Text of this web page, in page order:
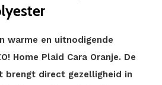
warme en uitnodigende
Home Plaid Cara Oranje. De
brengt direct gezelligheid in